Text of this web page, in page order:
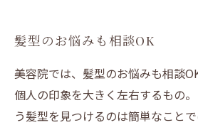
髪型のお悩みも相談OK
美容院では、髪型のお悩みも相談
個人の印象を大きく左右するもの
う髪型を見つけるのは簡単なこと